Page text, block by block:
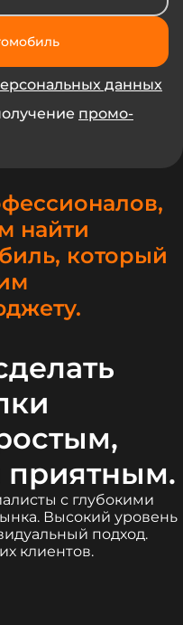
данных
промо-
найти
который
приятным.
с глубокими
Высокий уровень
подход.
клиентов.